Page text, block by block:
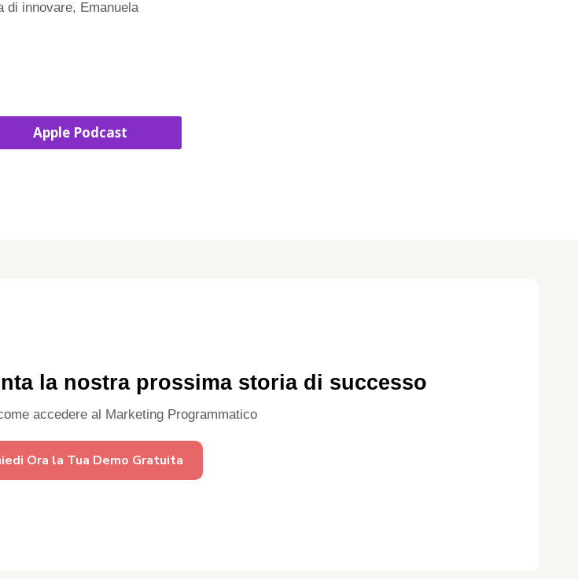
innovare, Emanuela
Apple Podcast
la nostra prossima storia di successo
accedere al Marketing Programmatico
Ora la Tua Demo Gratuita